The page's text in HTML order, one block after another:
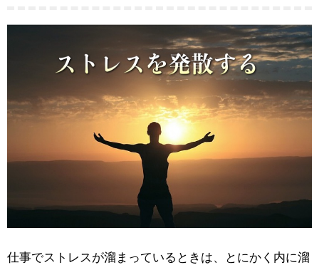
仕事でストレスが溜まっているときは、とにかく内に溜